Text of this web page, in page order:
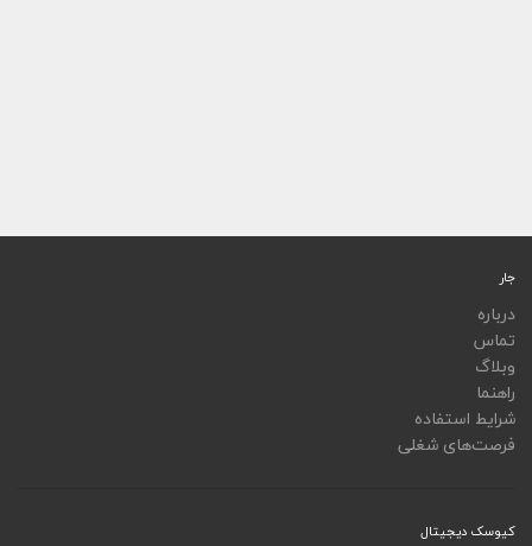
جار
درباره
تماس
وبلاگ
راهنما
شرایط استفاده
فرصت‌های شغلی
کیوسک دیجیتال